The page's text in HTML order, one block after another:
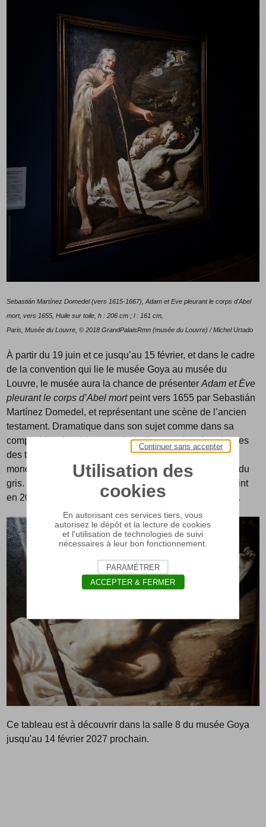
Sebastián Martínez Domedel (vers 1615-1667), Adam et Eve pleurant le corps d'Abel
mort, vers 1655, Huile sur toile, h : 206 cm ; l : 161 cm,
Paris, Musée du Louvre, © 2018 GrandPalaisRmn (musée du Louvre) / Michel Urtado
À partir du 19 juin et ce jusqu’au 15 février, et dans le cadre
de la convention qui lie le musée Goya au musée du
Louvre, le musée aura la chance de présenterAdam et Ève
pleurant le corps d’Abel mortpeint vers 1655 par Sebastián
Martínez Domedel, et représentant une scène de l’ancien
testament. Dramatique dans son sujet comme dans sa
composition, le tableau souligne l’expression des visages
des trois personnages dans un coloris presque
monochrome jouant sur toutes les nuances du beige et du
gris. Peinte pour la Cathédrale de Séville, la toile a rejoint
en 2018 les collections nationales du musée du Louvre.
Ce tableau est à découvrir dans la salle 8 du musée Goya
jusqu'au 14 février 2027 prochain.
Utilisation des
cookies
En autorisant ces services tiers, vous
autorisez le dépôt et la lecture de cookies
et l'utilisation de technologies de suivi
nécessaires à leur bon fonctionnement.
Continuer sans accepter
PARAMÉTRER
ACCEPTER & FERMER